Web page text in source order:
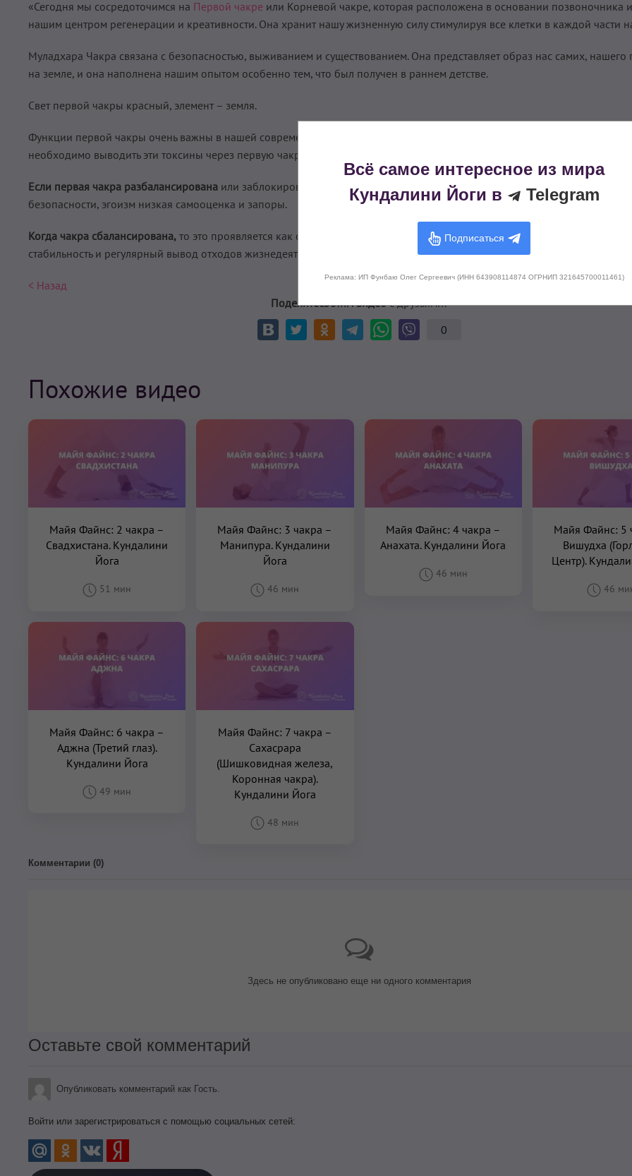
«Сегодня мы сосредоточимся на Первой чакре или Корневой чакре, которая расположена в основании позвоночника и
нашим центром регенерации и креативности. Она хранит нашу жизненную силу стимулируя все клетки в каждой части
Муладхара Чакра связана с безопасностью, выживанием и существованием. Она представляет образ нас самих, нашего
на земле, и она наполнена нашим опытом особенно тем, что был получен в раннем детстве.
Свет первой чакры красный, элемент – земля.
Функции первой чакры очень важны в нашей современной жизни. Будучи окруженными загрязнениями и химикатами
необходимо выводить эти токсины через первую чакру (анус и толстую кишку), чтобы выжить.
Если первая чакра разбалансирована или заблокирована это может выражаться как зависимость, недоверчивость страх
безопасности, эгоизм низкая самооценка и запоры.
Когда чакра сбалансирована, то это проявляется как самоуважение, сосредоточенность надежность преданность,
стабильность и регулярный вывод отходов жизнедеятельности.»
< Назад
Поделитесь этим видеос друзьями!
0
Похожие видео
Майя Файнс: 2 чакра –
Свадхистана. Кундалини
Йога
51 мин
Майя Файнс: 3 чакра –
Манипура. Кундалини
Йога
46 мин
Майя Файнс: 4 чакра –
Анахата. Кундалини Йога
46 мин
Майя Файнс: 5
Вишудха
Центр).
46
Майя Файнс: 6 чакра –
Аджна (Третий глаз).
Кундалини Йога
49 мин
Майя Файнс: 7 чакра –
Сахасрара
(Шишковидная железа,
Коронная чакра).
Кундалини Йога
48 мин
Комментарии (0)
Здесь не опубликовано еще ни одного комментария
Оставьте свой комментарий
Опубликовать комментарий как Гость.
Войти или зарегистрироваться с помощью социальных сетей:
Всё самое интересное из мира
Кундалини Йоги в
Telegram
Подписаться
Реклама: ИП Фунбаю Олег Сергеевич (ИНН 643908114874 ОГРНИП 321645700011461)